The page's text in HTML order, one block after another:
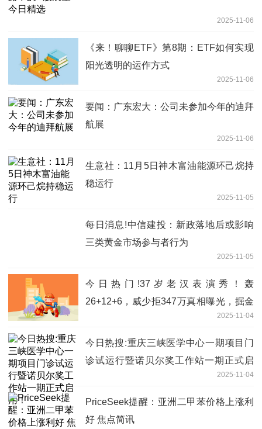
2025-11-06
《来！聊聊ETF》第8期：ETF如何实现
阳光透明的运作方式
2025-11-06
要闻：广东宏大：公司未参加今年的迪拜
航展
2025-11-06
生意社：11月5日神木富油能源环己烷持
稳运行
2025-11-05
每日消息!中信建投：新政落地后或影响
三类黄金市场参与者行为
2025-11-05
今日热门!37岁老汉表演秀！轰
26+12+6，威少拒347万真相曝光，掘金
2025-11-04
今日热搜:重庆三峡医学中心一期项目门
诊试运行暨诺贝尔奖工作站一期正式启
2025-11-04
PriceSeek提醒：亚洲二甲苯价格上涨利
好 焦点简讯